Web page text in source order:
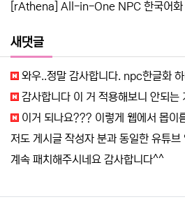
구매계약이 체결된 재화 또는
기타 "몰"이 정하는 업무
"몰"은 재화 또는 용역의 품절 또는
을 변경할 수 있습니다. 이 경우에는
용 및 제공일자를 명시하여 현재의
[rAthena] All-in-One NPC 한국어화
새댓글
와우..정말 감사합니다. npc한글화 하다 때려치고 있
감사합니다 이 거 적용해보니 안되는 거
이거 되나요??? 이렇게 웹에서 몹이름 가져오는 중입니다 로딩 다끝나면 꺼져버리네요?? 안돼는 거 같아요[http://
계속 패치해주시네요 감사합니다^^